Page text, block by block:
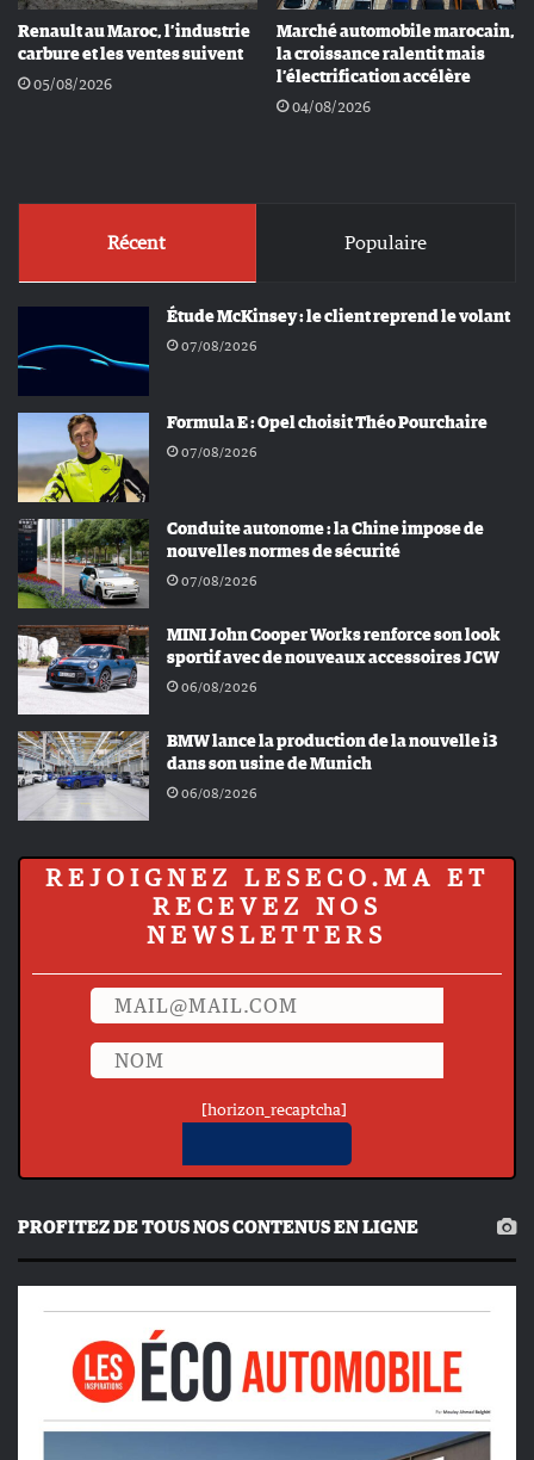
Renault au Maroc, l’industrie
carbure et les ventes suivent
05/08/2026
Marché automobile marocain,
la croissance ralentit mais
l’électrification accélère
04/08/2026
Récent Populaire
Étude McKinsey : le client reprend le volant
07/08/2026
Formula E : Opel choisit Théo Pourchaire
07/08/2026
Conduite autonome : la Chine impose de
nouvelles normes de sécurité
07/08/2026
MINI John Cooper Works renforce son look
sportif avec de nouveaux accessoires JCW
06/08/2026
BMW lance la production de la nouvelle i3
dans son usine de Munich
06/08/2026
REJOIGNEZ LESECO.MA ET
RECEVEZ NOS
NEWSLETTERS
[horizon_recaptcha]
PROFITEZ DE TOUS NOS CONTENUS EN LIGNE